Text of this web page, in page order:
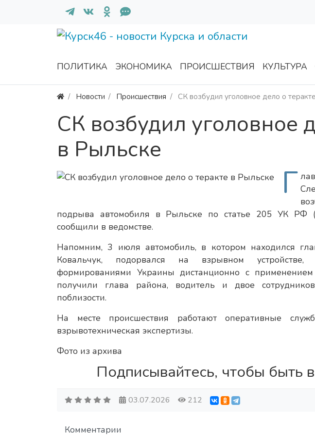
ПОЛИТИКА ЭКОНОМИКА ПРОИСШЕСТВИЯ КУЛЬТУРА
Новости Происшествия СК возбудил уголовное дело о
СК возбудил уголовное
в Рыльске
Г
подрыва автомобиля в Рыльске по статье 205 УК РФ
сообщили в ведомстве.
Напомним, 3 июля автомобиль, в котором находился
Ковальчук, подорвался на взрывном устройстве,
формированиями Украины дистанционно с
получили глава района, водитель и двое
поблизости.
На месте происшествия работают оперативные
взрывотехническая экспертизы.
Фото из архива
Подписывайтесь, чтобы быть
03.07.2026 212
Комментарии